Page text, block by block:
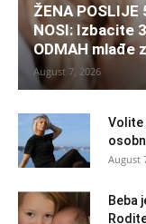
ŽENA POSLIJE
NOSI: Izbacite
ODMAH mlađe
August 7, 2026
Volite
August
Beba